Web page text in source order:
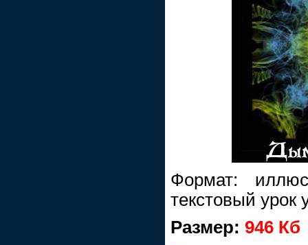
Формат:
текстовый урок
Размер: 946 Кб